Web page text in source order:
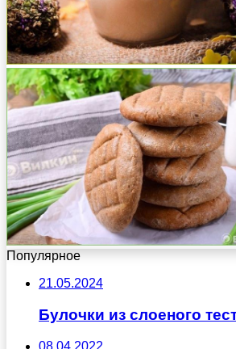
Популярное
21.05.2024
Булочки из слоеного
08.04.2022